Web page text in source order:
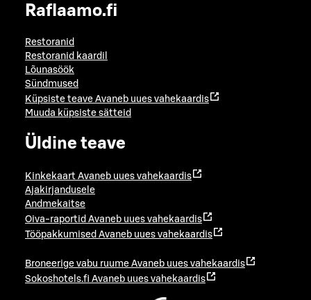
Raflaamo.fi
Restoranid
Restoranid kaardil
Lõunasöök
Sündmused
Küpsiste teave Avaneb uues vahekaardis
Muuda küpsiste sätteid
Üldine teave
Kinkekaart Avaneb uues vahekaardis
Ajakirjandusele
Andmekaitse
Oiva-raportid Avaneb uues vahekaardis
Tööpakkumised Avaneb uues vahekaardis
Broneerige vabu ruume Avaneb uues vahekaardis
Sokoshotels.fi Avaneb uues vahekaardis